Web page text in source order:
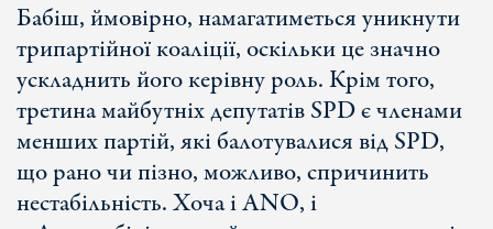
Бабіш, ймовірно, намагатиметься уникнути
трипартійної коаліції, оскільки це значно
ускладнить його керівну роль. Крім того,
третина майбутніх депутатів SPD є членами
менших партій, які балотувалися від SPD,
що рано чи пізно, можливо, спричинить
нестабільність. Хоча і ANO, і